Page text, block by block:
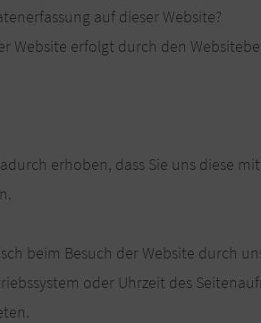
auf dieser Website?
Website erfolgt durch den
erhoben, dass Sie uns diese
beim Besuch der Website durch
oder Uhrzeit des